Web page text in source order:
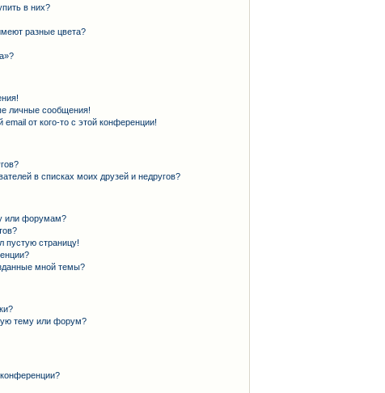
в них?
разные цвета?
личные сообщения!
от кого-то с этой конференции!
в списках моих друзей и недругов?
или форумам?
пустую страницу!
мной темы?
тему или форум?